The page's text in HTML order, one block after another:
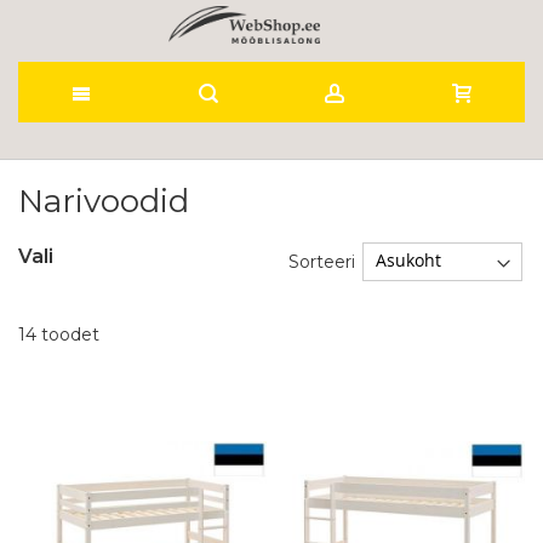
toNarivoodid
14 toodet
Sorteeri
Vali